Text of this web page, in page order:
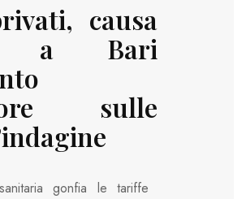
causa
a Bari
sulle
sanitaria gonfia le tariffe